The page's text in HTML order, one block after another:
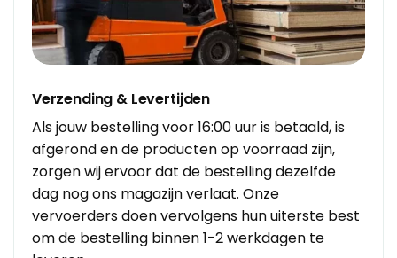
Verzending & Levertijden
Als jouw bestelling voor 16:00 uur is betaald, is
afgerond en de producten op voorraad zijn,
zorgen wij ervoor dat de bestelling dezelfde
dag nog ons magazijn verlaat. Onze
vervoerders doen vervolgens hun uiterste best
om de bestelling binnen 1-2 werkdagen te